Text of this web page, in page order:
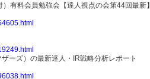
有料会員勉強会【達人視点の会第44回最新】
ーズ）の最新達人・IR戦略分析レポート